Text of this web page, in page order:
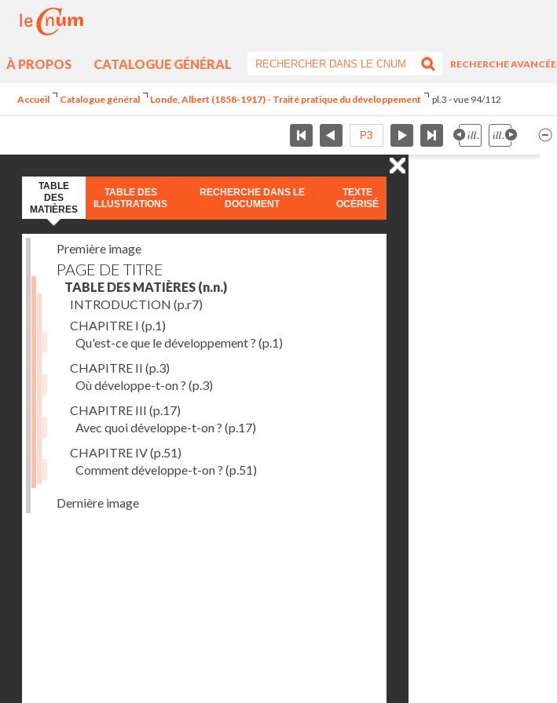
À PROPOS CATALOGUE GÉNÉRAL
RECHERCHE AVANCÉE
Accueil Catalogue général Londe, Albert (1858-1917) - Traité pratique du développement pl.3 - vue 94/112
TABLE
DES
MATIÈRES
TABLE DES
ILLUSTRATIONS
RECHERCHE DANS LE
DOCUMENT
TEXTE
OCÉRISÉ
Première image
PAGE DE TITRE
TABLE DES MATIÈRES (n.n.)
INTRODUCTION (p.r7)
CHAPITRE I (p.1)
Qu'est-ce que le développement ? (p.1)
CHAPITRE II (p.3)
Où développe-t-on ? (p.3)
CHAPITRE III (p.17)
Avec quoi développe-t-on ? (p.17)
CHAPITRE IV(p.51)
Comment développe-t-on ? (p.51)
Dernière image